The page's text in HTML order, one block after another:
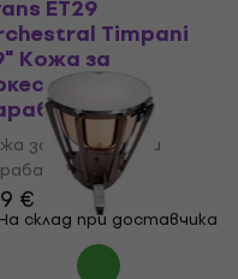
ET29
Timpani
Кожа за
за оркестрови
€
На склад при доставчика